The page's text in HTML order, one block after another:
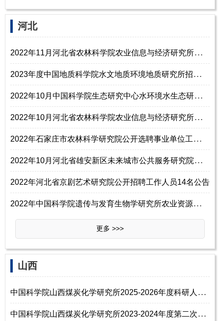
河北
2
022年11月河北省农林科学院农业信息与经济研究所农业农村发展研究室招聘科研助理1名启事
2
023年度中国地质科学院水文地质环境地质研究所招聘工作人员公告
2
022年10月中国科学院生态研究中心水环境水生态研究组招聘研究助理1名启事
2
022年10月河北省农林科学院农业信息与经济研究所农业农村发展研究室招聘科研助理1名启事
2
022年石家庄市农林科学研究院公开选聘事业单位工作人员5名公告
2
022年10月河北省雄安新区未来城市公共服务研究院招聘研究员2名简章
2022年河北省京剧艺术研究院公开招聘工作人员14名公告
2
022年中国科学院遗传与发育生物学研究所农业资源研究中心招聘事业编制科研人员启事
更多 >>>
山西
中
国科学院山西煤炭化学研究所2025-2026年度科研人员第二次招聘启事（有效）
中
国科学院山西煤炭化学研究所2023-2024年度第二次招聘科研人员启事